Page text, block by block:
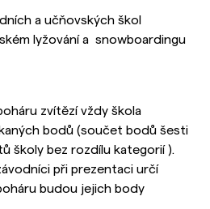
a učňovských škol
lyžování a snowboardingu
zvítězí vždy škola
bodů (součet bodů šesti
školy bez rozdílu kategorií ).
při prezentaci určí
budou jejich body